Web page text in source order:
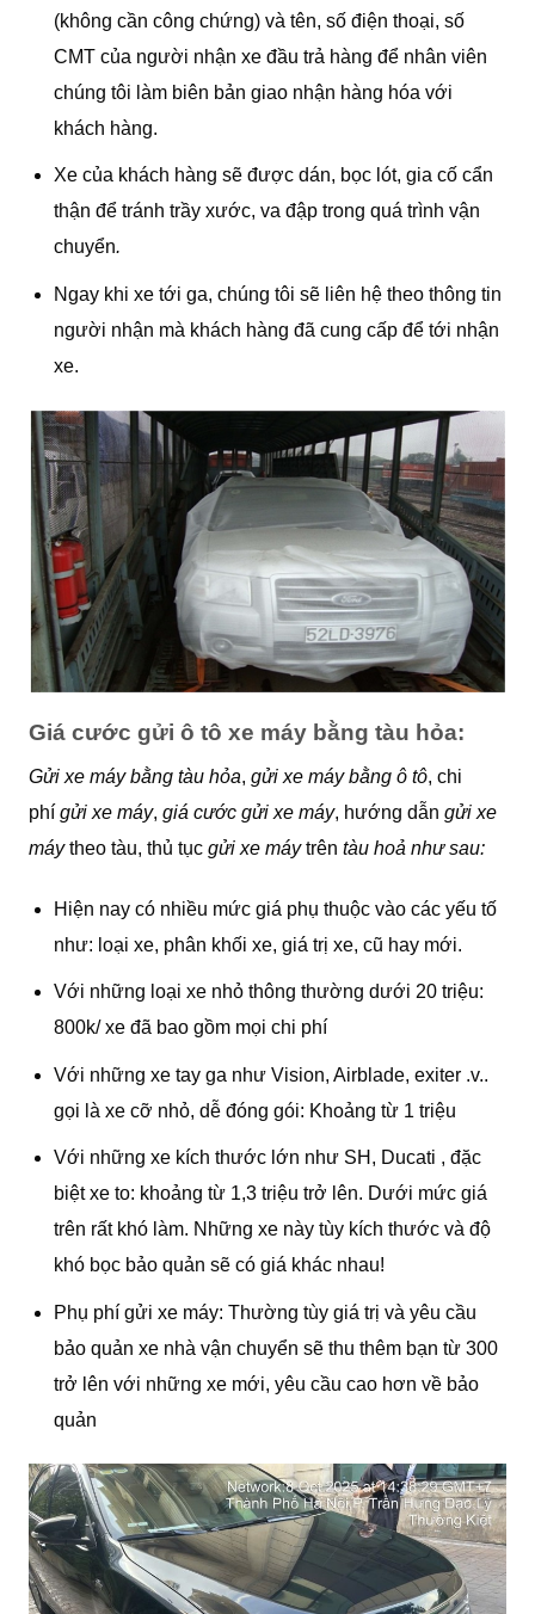
(không cần công chứng) và tên, số điện thoại, số
CMT của người nhận xe đầu trả hàng để nhân viên
chúng tôi làm biên bản giao nhận hàng hóa với
khách hàng.
Xe của khách hàng sẽ được dán, bọc lót, gia cố cẩn
thận để tránh trầy xước, va đập trong quá trình vận
chuyển.
Ngay khi xe tới ga, chúng tôi sẽ liên hệ theo thông tin
người nhận mà khách hàng đã cung cấp để tới nhận
xe.
Giá cước gửi ô tô xe máy bằng tàu hỏa:
Gửi xe máy bằng tàu hỏa, gửi xe máy bằng ô tô, chi
phí gửi xe máy, giá cước gửi xe máy, hướng dẫn gửi xe
máytheo tàu, thủ tục gửi xe máytrên tàu hoả như sau:
Hiện nay có nhiều mức giá phụ thuộc vào các yếu tố
như: loại xe, phân khối xe, giá trị xe, cũ hay mới.
Với những loại xe nhỏ thông thường dưới 20 triệu:
800k/ xe đã bao gồm mọi chi phí
Với những xe tay ga như Vision, Airblade, exiter .v..
gọi là xe cỡ nhỏ, dễ đóng gói: Khoảng từ 1 triệu
Với những xe kích thước lớn như SH, Ducati , đặc
biệt xe to: khoảng từ 1,3 triệu trở lên. Dưới mức giá
trên rất khó làm. Những xe này tùy kích thước và độ
khó bọc bảo quản sẽ có giá khác nhau!
Phụ phí gửi xe máy: Thường tùy giá trị và yêu cầu
bảo quản xe nhà vận chuyển sẽ thu thêm bạn từ 300
trở lên với những xe mới, yêu cầu cao hơn về bảo
quản